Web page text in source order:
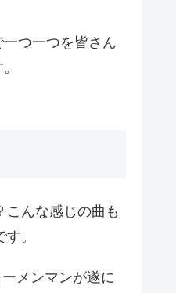
つ一つを皆さん
こんな感じの曲も
。
メンマンが遂に